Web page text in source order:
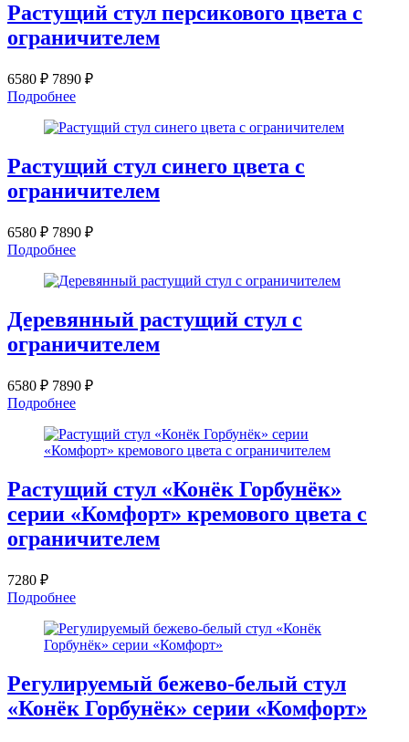
Растущий стул персикового цвета с
ограничителем
6580 ₽ 7890 ₽
Подробнее
Растущий стул синего цвета с
ограничителем
6580 ₽ 7890 ₽
Подробнее
Деревянный растущий стул с
ограничителем
6580 ₽ 7890 ₽
Подробнее
Растущий стул «Конёк Горбунёк»
серии «Комфорт» кремового цвета с
ограничителем
7280 ₽
Подробнее
Регулируемый бежево-белый стул
«Конёк Горбунёк» серии «Комфорт»